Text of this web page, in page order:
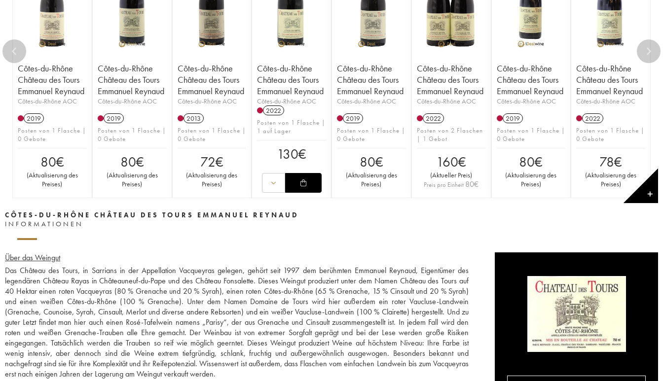
Côtes-du-Rhône
Château des Tours
Emmanuel Reynaud
Côtes-du-Rhône AOC
2019
Posten von 1 Flasche |
0 Gebote
80€
(Aktualisierung des
Preises)
Côtes-du-Rhône
Château des Tours
Emmanuel Reynaud
Côtes-du-Rhône AOC
2019
Posten von 1 Flasche |
0 Gebote
80€
(Aktualisierung des
Preises)
Côtes-du-Rhône
Château des Tours
Emmanuel Reynaud
Côtes-du-Rhône AOC
2013
Posten von 1 Flasche |
0 Gebote
72€
(Aktualisierung des
Preises)
Côtes-du-Rhône
Château des Tours
Emmanuel Reynaud
Côtes-du-Rhône AOC
2022
Posten von 1 Flasche |
1 auf Lager
130€
Côtes-du-Rhône
Château des Tours
Emmanuel Reynaud
Côtes-du-Rhône AOC
2019
Posten von 1 Flasche |
0 Gebote
80€
(Aktualisierung des
Preises)
Côtes-du-Rhône
Château des Tours
Emmanuel Reynaud
Côtes-du-Rhône AOC
2022
Posten von 2 Flaschen
| 1 Gebot
160€
(Aktueller Preis)
Preis pro Einheit 80€
Côtes-du-Rhône
Château des Tours
Emmanuel Reynaud
Côtes-du-Rhône AOC
2019
Posten von 1 Flasche |
0 Gebote
80€
(Aktualisierung des
Preises)
Côtes-du-Rhône
Château des Tours
Emmanuel Reynaud
Côtes-du-Rhône AOC
2022
Posten von 1 Flasche |
0 Gebote
78€
(Aktualisierung des
Preises)
✕
CÔTES-DU-RHÔNE CHÂTEAU DES TOURS EMMANUEL REYNAUD
INFORMATIONEN
Über das Weingut
Das Château des Tours, in Sarrians in der Appellation Vacqueyras gelegen, gehört seit 1997 dem berühmten Emmanuel Reynaud, Eigentümer des
legendären Château Rayas in Châteauneuf-du-Pape und des Château Fonsalette. Dieses Weingut produziert unter dem Namen Château des Tours auf
40 Hektar einen roten Vacqueyras (80 % Grenache und 20 % Syrah), einen roten Côtes-du-Rhône (65 % Grenache, 15 % Cinsault und 20 % Syrah)
und einen weißen Côtes-du-Rhône (100 % Grenache). Unter dem Namen Domaine de Tours wird hier außerdem ein roter Vaucluse-Landwein
(Grenache, Counoise, Syrah, Cinsault, Merlot und diverse andere Rebsorten) und ein weißer Vaucluse-Landwein (100 % Clairette) hergestellt. Und zu
guter Letzt findet man hier auch einen Rosé-Tafelwein namens „Parisy“, der aus Grenache und Cinsault zusammengestellt ist. In jedem Fall wird den
roten und weißen Grenache-Trauben alle Ehre gemacht. Der Weinbau ist von extremer Sorgfalt geprägt und bei der Lese werden große Risiken
eingegangen. Tatsächlich werden die Trauben so reif wie möglich geerntet. Dieses Weingut produziert Weine auf höchstem Niveau: Ihre Farbe ist
wenig intensiv, aber dennoch sind die Weine extrem tiefgründig, schlank, fruchtig und außergewöhnlich ausgewogen. Besonders bekannt und
nachgefragt sind sie für ihre Komplexität und ihr Reifepotenzial. Wissenswert ist außerdem, dass Flaschen vom einfachen Landwein bis zum Vacqueyras
erst nach einigen Jahren der Lagerung am Weingut verkauft werden.